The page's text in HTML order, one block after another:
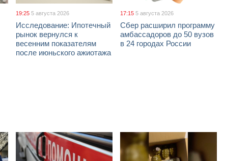
19:25 5 августа 2026
Исследование: Ипотечный
рынок вернулся к
весенним показателям
после июньского ажиотажа
17:15 5 августа 2026
Сбер расширил программу
амбассадоров до 50 вузов
в 24 городах России